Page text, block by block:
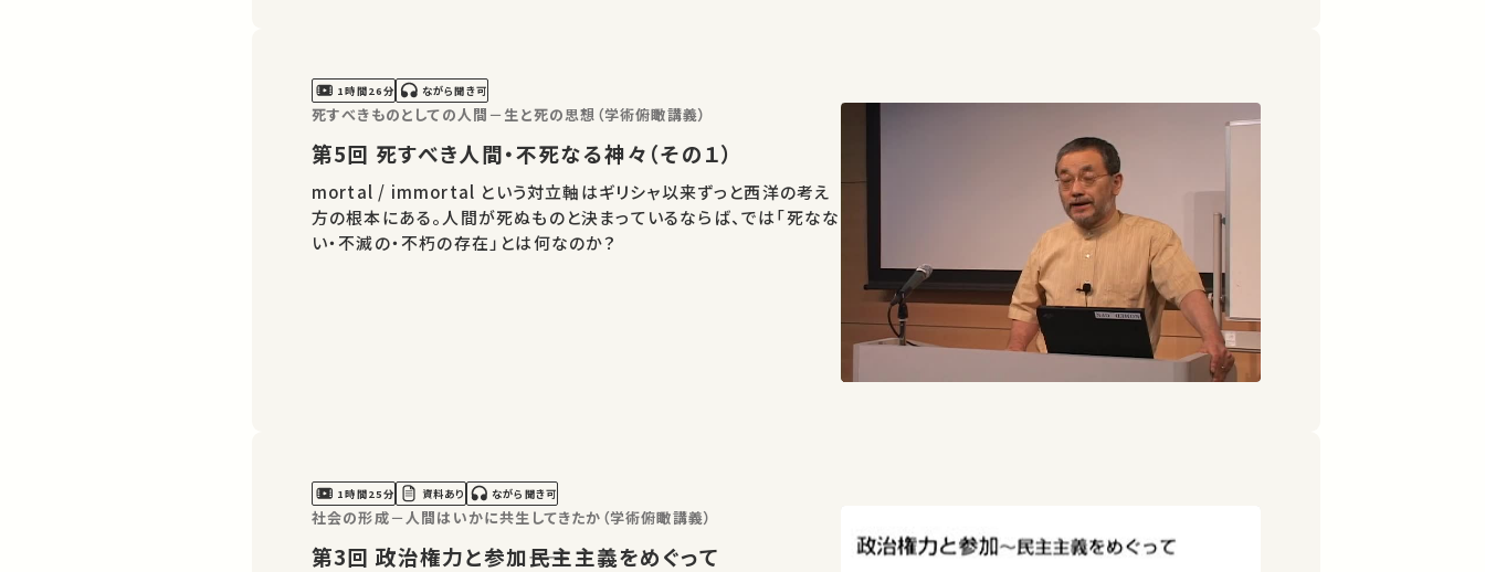
1時間26分 ながら聞き可
死すべきものとしての人間－生と死の思想（学術俯瞰講義）
第5回 死すべき人間・不死なる神々（その１）
mortal / immortal という対立軸はギリシャ以来ずっと西洋の考え
方の根本にある。人間が死ぬものと決まっているならば、では「死なな
い・不滅の・不朽の存在」とは何なのか？
1時間25分 資料あり ながら聞き可
社会の形成－人間はいかに共生してきたか（学術俯瞰講義）
第3回 政治権力と参加――民主主義をめぐって